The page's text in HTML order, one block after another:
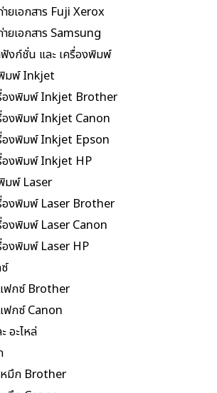
ายเอกสาร Fuji Xerox
ายเอกสาร Samsung
งก์ชั่น และ เครื่องพิมพ์
มพ์ Inkjet
องพิมพ์ Inkjet Brother
องพิมพ์ Inkjet Canon
องพิมพ์ Inkjet Epson
องพิมพ์ Inkjet HP
มพ์ Laser
องพิมพ์ Laser Brother
องพิมพ์ Laser Canon
องพิมพ์ Laser HP
ฟกซ์ Brother
ฟกซ์ Canon
อะไหล่
มึก Brother